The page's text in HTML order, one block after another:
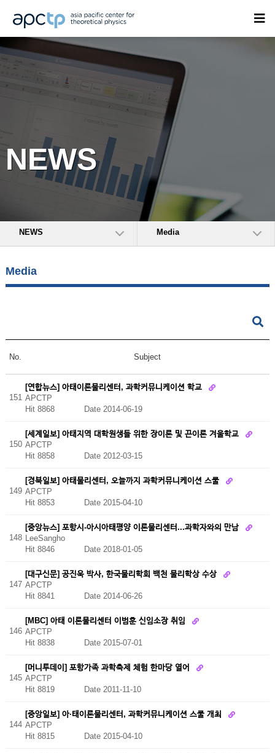
NEWS
NEWS Media
Media
No. Subject
151
[연합뉴스] 아태이론물리센터, 과학커뮤니케이션 학교
APCTP
Hit 8868
Date 2014-06-19
150
[세계일보] 아태지역 대학원생들 위한 장이론 및 끈이론 겨울학교
APCTP
Hit 8858
Date 2012-03-15
149
[경북일보] 아태물리센터, 오늘까지 과학커뮤니케이션 스쿨
APCTP
Hit 8853
Date 2015-04-10
148
[중앙뉴스] 포항시-아시아태평양 이론물리센터...과학자와의 만남
LeeSangho
Hit 8846
Date 2018-01-05
147
[대구신문] 공진욱 박사, 한국물리학회 백천 물리학상 수상
APCTP
Hit 8841
Date 2014-06-26
146
[MBC] 아태 이론물리센터 이범훈 신임소장 취임
APCTP
Hit 8838
Date 2015-07-01
145
[머니투데이] 포항가족 과학축제 체험 한마당 열어
APCTP
Hit 8819
Date 2011-11-10
144
[중앙일보] 아·태이론물리센터, 과학커뮤니케이션 스쿨 개최
APCTP
Hit 8815
Date 2015-04-10